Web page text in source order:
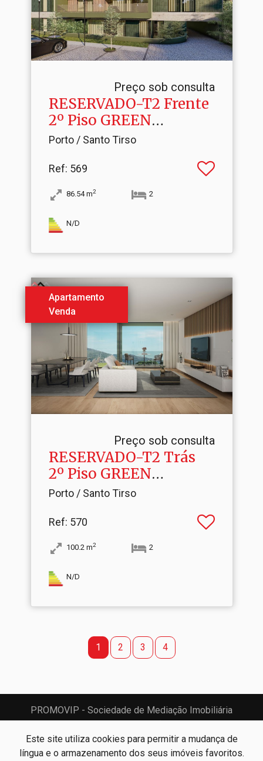
Este site utiliza cookies para permitir a mudança de
língua e o armazenamento dos seus imóveis favoritos.
Preço sob consulta
RESERVADO-T2 Frente
2º Piso GREEN
STATION
Porto / Santo Tirso
Ref: 569
86.54m2 2
N/D
Apartamento
Venda
Preço sob consulta
RESERVADO-T2 Trás
2º Piso GREEN
STATION
Porto / Santo Tirso
Ref: 570
100.2 m2 2
N/D
1 2 3 4
PROMOVIP - Sociedade de Mediação Imobiliária
15670